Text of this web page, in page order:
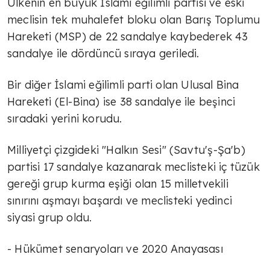
Ülkenin en büyük İslami eğilimli partisi ve eski
meclisin tek muhalefet bloku olan Barış Toplumu
Hareketi (MSP) de 22 sandalye kaybederek 43
sandalye ile dördüncü sıraya geriledi.
Bir diğer İslami eğilimli parti olan Ulusal Bina
Hareketi (El-Bina) ise 38 sandalye ile beşinci
sıradaki yerini korudu.
Milliyetçi çizgideki "Halkın Sesi" (Savtu'ş-Şa'b)
partisi 17 sandalye kazanarak meclisteki iç tüzük
gereği grup kurma eşiği olan 15 milletvekili
sınırını aşmayı başardı ve meclisteki yedinci
siyasi grup oldu.
- Hükümet senaryoları ve 2020 Anayasası